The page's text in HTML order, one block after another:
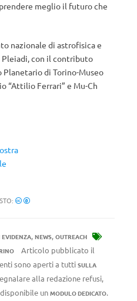
meglio il futuro che
nazionale di astrofisica e
Pleiadi, con il contributo
Planetario di Torino-Museo
“Attilio Ferrari” e Mu-Ch
EVIDENZA, NEWS, OUTREACH
Articolo pubblicato il
sono aperti a tutti SULLA
alla redazione refusi,
un MODULO DEDICATO.